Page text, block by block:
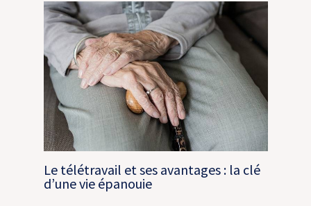
Le télétravail et ses avantages : la clé
d’une vie épanouie